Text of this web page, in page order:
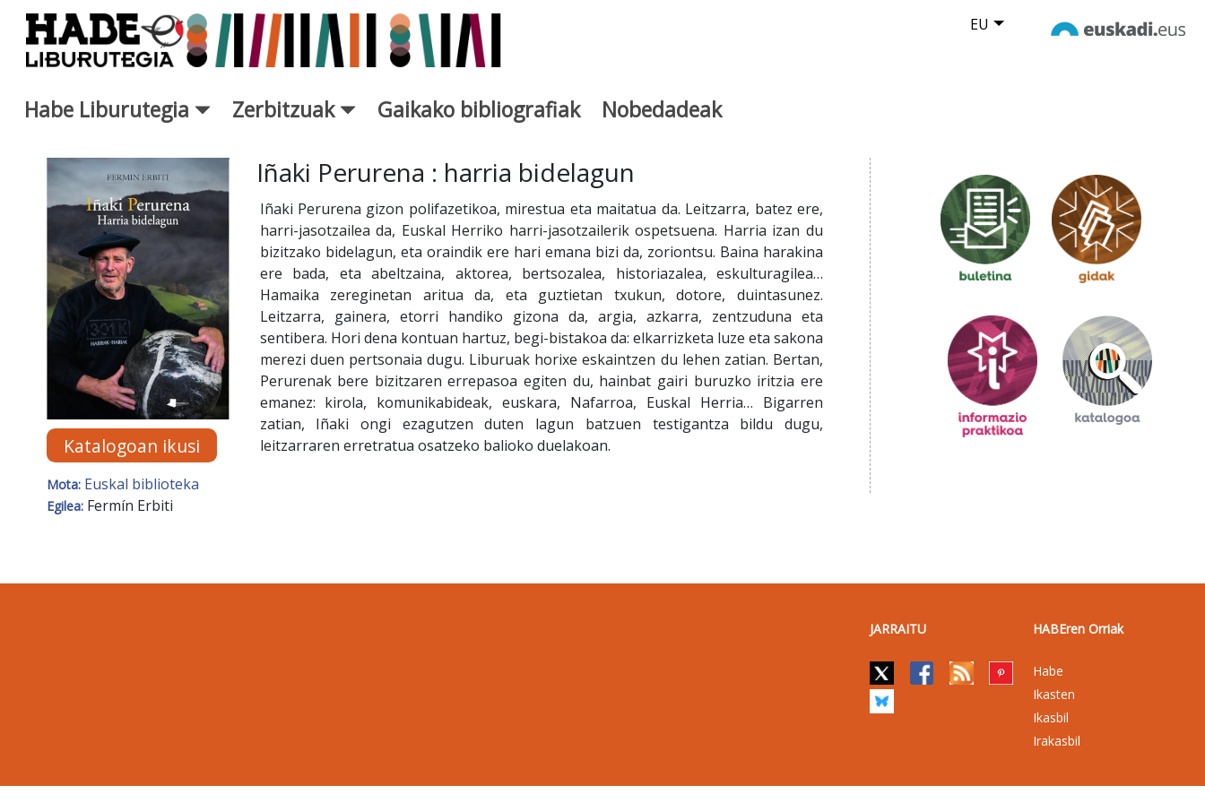
Eduki nagusira joan EU
Habe Liburutegia Zerbitzuak Gaikako bibliografiak Nobedadeak
Eskuratu berriak Fitxa - Liburutegia
Katalogoan ikusi
Mota: Euskal biblioteka
Egilea: Fermín Erbiti
Iñaki Perurena : harria bidelagun
Iñaki Perurena gizon polifazetikoa, mirestua eta maitatua da. Leitzarra, batez ere,
harri-jasotzailea da, Euskal Herriko harri-jasotzailerik ospetsuena. Harria izan du
bizitzako bidelagun, eta oraindik ere hari emana bizi da, zoriontsu. Baina harakina
ere bada, eta abeltzaina, aktorea, bertsozalea, historiazalea, eskulturagilea…
Hamaika zereginetan aritua da, eta guztietan txukun, dotore, duintasunez.
Leitzarra, gainera, etorri handiko gizona da, argia, azkarra, zentzuduna eta
sentibera. Hori dena kontuan hartuz, begi-bistakoa da: elkarrizketa luze eta sakona
merezi duen pertsonaia dugu. Liburuak horixe eskaintzen du lehen zatian. Bertan,
Perurenak bere bizitzaren errepasoa egiten du, hainbat gairi buruzko iritzia ere
emanez: kirola, komunikabideak, euskara, Nafarroa, Euskal Herria… Bigarren
zatian, Iñaki ongi ezagutzen duten lagun batzuen testigantza bildu dugu,
leitzarraren erretratua osatzeko balioko duelakoan.
JARRAITU HABEren Orriak
Habe
Ikasten
Ikasbil
Irakasbil